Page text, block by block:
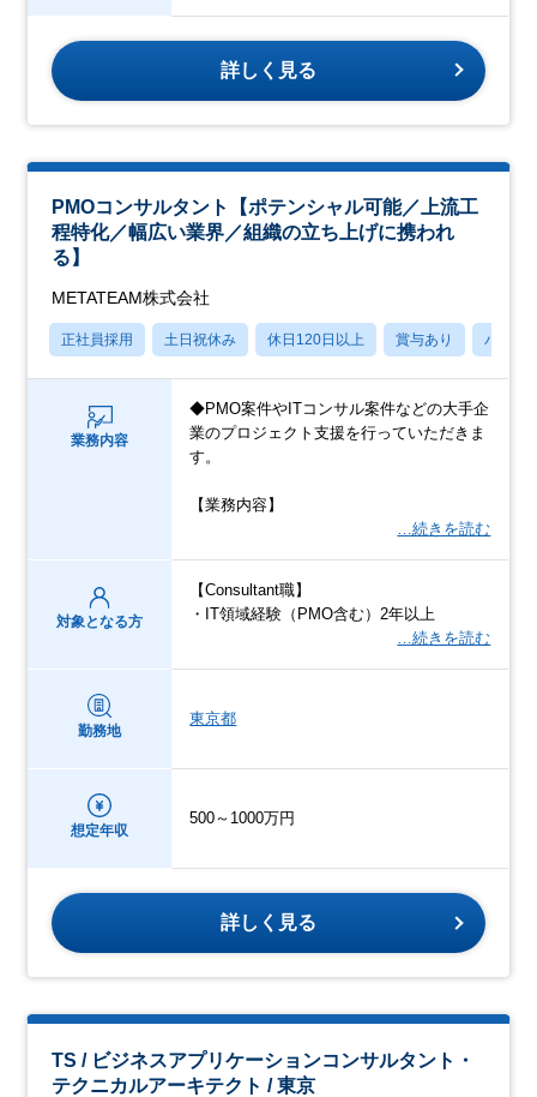
詳しく見る
PMOコンサルタント【ポテンシャル可能／上流工
程特化／幅広い業界／組織の立ち上げに携われ
る】
METATEAM株式会社
正社員採用 土日祝休み 休日120日以上 賞与あり パパマ
業務内容
◆PMO案件やITコンサル案件などの大手企
業のプロジェクト支援を行っていただきま
す。
【業務内容】
…続きを読む
対象となる方
【Consultant職】
・IT領域経験（PMO含む）2年以上
…続きを読む
勤務地
東京都
想定年収
500～1000万円
詳しく見る
TS / ビジネスアプリケーションコンサルタント・
テクニカルアーキテクト / 東京